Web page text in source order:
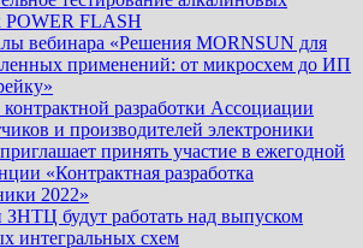
POWER FLASH
вебинара «Решения MORNSUN для
применений: от микросхем до ИП
разработки Ассоциации
и производителей электроники
принять участие в ежегодной
«Контрактная разработка
2022»
будут работать над выпуском
интегральных схем